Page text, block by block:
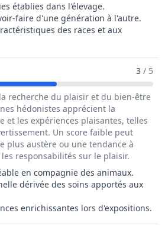
établies dans l'élevage.
faire d'une génération à l'autre.
des races et aux
Le Métier De Eleveur / 3 / 5
recherche du plaisir et du bien-être
hédonistes apprécient la
et les expériences plaisantes, telles
Un score faible peut
plus austère ou une tendance à
responsabilités sur le plaisir.
en compagnie des animaux.
dérivée des soins apportés aux
enrichissantes lors d'expositions.